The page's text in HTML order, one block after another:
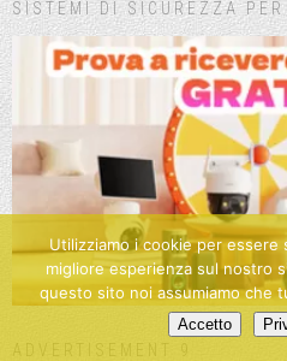
SISTEMI DI SICUREZZA
ADVERTISEMENT 9
Utilizziamo i cookie per essere
migliore esperienza sul nostro
questo sito noi assumiamo che
Accetto